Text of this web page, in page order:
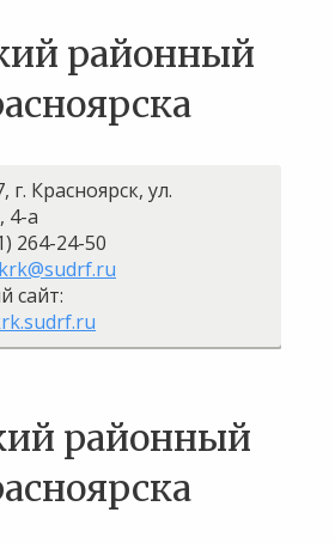
районный
г. Красноярск, ул.
4-а
264-24-50
сайт:
районный